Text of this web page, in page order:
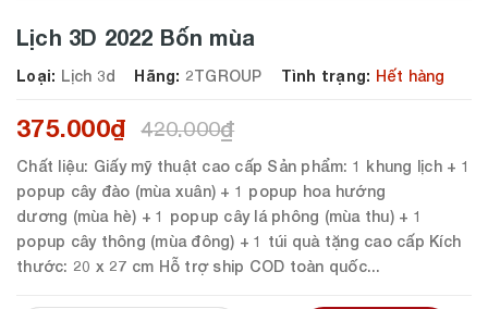
Lịch 3D 2022 Bốn mùa
Loại: Lịch 3d Hãng: 2TGROUP Tình trạng: Hết hàng
375.000₫ 420.000₫
Chất liệu: Giấy mỹ thuật cao cấp Sản phẩm: 1 khung lịch + 1
popup cây đào (mùa xuân) + 1 popup hoa hướng
dương (mùa hè) + 1 popup cây lá phông (mùa thu) + 1
popup cây thông (mùa đông) + 1 túi quà tặng cao cấp Kích
thước: 20 x 27 cm Hỗ trợ ship COD toàn quốc...